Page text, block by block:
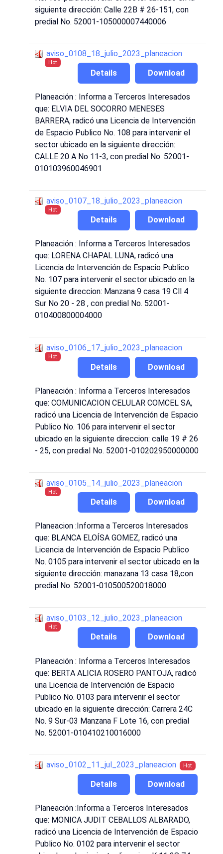
siguiente dirección: Calle 22B # 26-151, con
predial No. 52001-105000007440006
aviso_0108_18_julio_2023_planeacion
Hot
Download
Details
Planeación : Informa a Terceros Interesados
que: ELVIA DEL SOCORRO MENESES
BARRERA, radicó una Licencia de Intervención
de Espacio Publico No. 108 para intervenir el
sector ubicado en la siguiente dirección:
CALLE 20 A No 11-3, con predial No. 52001-
010103960046901
aviso_0107_18_julio_2023_planeacion
Hot
Download
Details
Planeación : Informa a Terceros Interesados
que: LORENA CHAPAL LUNA, radicó una
Licencia de Intervención de Espacio Publico
No. 107 para intervenir el sector ubicado en la
siguiente direccion: Manzana 9 casa 19 Cll 4
Sur No 20 - 28 , con predial No. 52001-
010400800004000
aviso_0106_17_julio_2023_planeacion
Hot
Download
Details
Planeación : Informa a Terceros Interesados
que: COMUNICACION CELULAR COMCEL SA,
radicó una Licencia de Intervención de Espacio
Publico No. 106 para intervenir el sector
ubicado en la siguiente direccion: calle 19 # 26
- 25, con predial No. 52001-010202950000000
aviso_0105_14_julio_2023_planeacion
Hot
Download
Details
Planeacion :Informa a Terceros Interesados
que: BLANCA ELOÍSA GOMEZ, radicó una
Licencia de Intervención de Espacio Publico
No. 0105 para intervenir el sector ubicado en la
siguiente dirección: manazana 13 casa 18,con
predial No. 52001-010500520018000
aviso_0103_12_julio_2023_planeacion
Hot
Download
Details
Planeación : Informa a Terceros Interesados
que: BERTA ALICIA ROSERO PANTOJA, radicó
una Licencia de Intervención de Espacio
Publico No. 0103 para intervenir el sector
ubicado en la siguiente dirección: Carrera 24C
No. 9 Sur-03 Manzana F Lote 16, con predial
No. 52001-010410210016000
aviso_0102_11_jul_2023_planeacion Hot
Download
Details
Planeación :Informa a Terceros Interesados
que: MONICA JUDIT CEBALLOS ALBARADO,
radicó una Licencia de Intervención de Espacio
Publico No. 0102 para intervenir el sector